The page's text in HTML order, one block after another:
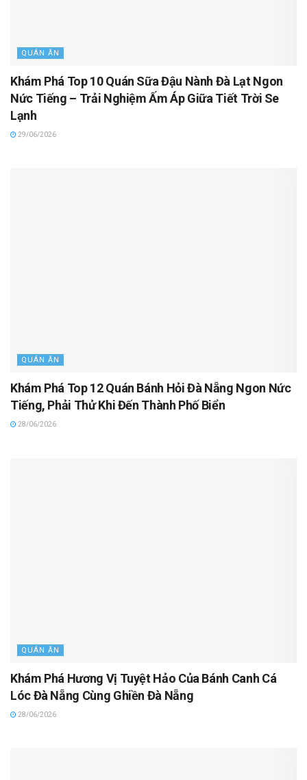
QUÁN ĂN
Khám Phá Top 10 Quán Sữa Đậu Nành Đà Lạt Ngon
Nức Tiếng – Trải Nghiệm Ấm Áp Giữa Tiết Trời Se
Lạnh
29/06/2026
QUÁN ĂN
Khám Phá Top 12 Quán Bánh Hỏi Đà Nẵng Ngon Nức
Tiếng, Phải Thử Khi Đến Thành Phố Biển
28/06/2026
QUÁN ĂN
Khám Phá Hương Vị Tuyệt Hảo Của Bánh Canh Cá
Lóc Đà Nẵng Cùng Ghiền Đà Nẵng
28/06/2026